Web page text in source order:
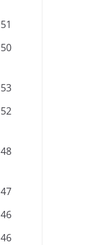
51
50
53
52
48
47
46
46